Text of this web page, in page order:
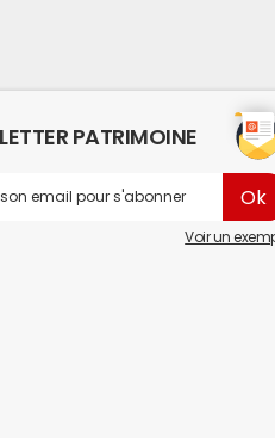
PATRIMOINE
Voir un